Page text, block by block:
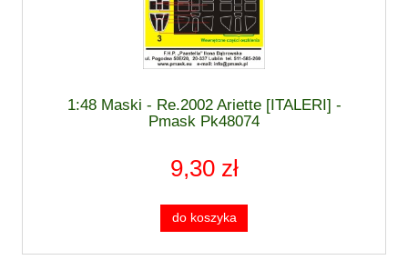
1:48 Maski - Re.2002 Ariette [ITALERI] -
Pmask Pk48074
9,30 zł
do koszyka